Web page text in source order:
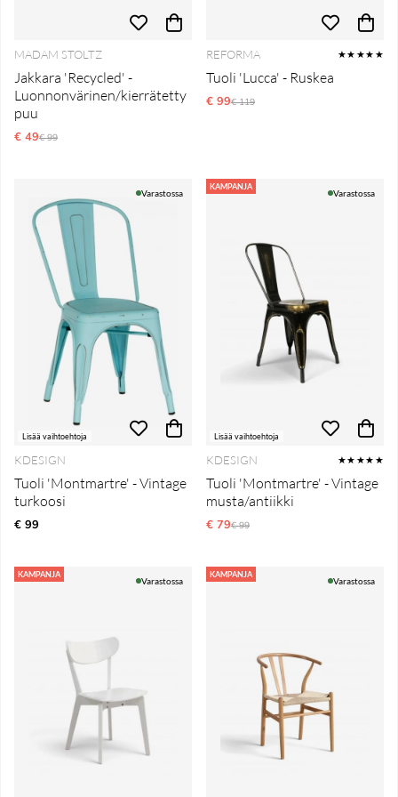
MADAM STOLTZ
Jakkara 'Recycled' -
Luonnonvärinen/kierrätetty
puu
€ 49Normaali hinta
€ 99
REFORMA ★★★★★
Tuoli 'Lucca' - Ruskea
€ 99Normaali hinta
€ 119
Lisää vaihtoehtoja
Varastossa
KDESIGN
Tuoli 'Montmartre' - Vintage
turkoosi
€ 99
KAMPANJA
Lisää vaihtoehtoja
Varastossa
KDESIGN ★★★★★
Tuoli 'Montmartre' - Vintage
musta/antiikki
€ 79Normaali hinta
€ 99
KAMPANJA
Varastossa
KAMPANJA
Varastossa